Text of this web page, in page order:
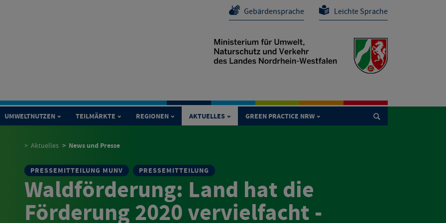
Gebärdensprache Leichte Sprache
UMWELTNUTZEN TEILMÄRKTE REGIONEN AKTUELLES GREEN PRACTICE NRW 
Aktuelles News und Presse
PRESSEMITTEILUNG MUNV PRESSEMITTEILUNG
Waldförderung: Land hat die
Förderung 2020 vervielfacht -